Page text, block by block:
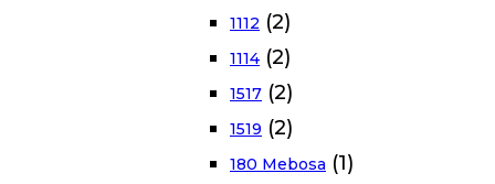
1112 (2)
1114 (2)
1517 (2)
1519 (2)
180 Mebosa (1)